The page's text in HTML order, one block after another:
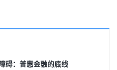
碍：普惠金融的底线